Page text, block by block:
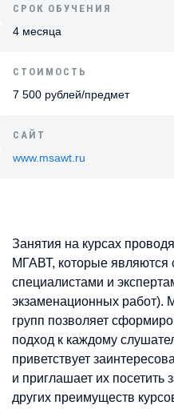
СРОК ОБУЧЕНИЯ
4 месяца
СТОИМОСТЬ
7 500 рублей/предмет
САЙТ
www.msawt.ru
Занятия на курсах
МГАВТ, которые
специалистами и
экзаменационных работ).
групп позволяет
подход к каждому
приветствует
и приглашает их посетить
других преимуществ